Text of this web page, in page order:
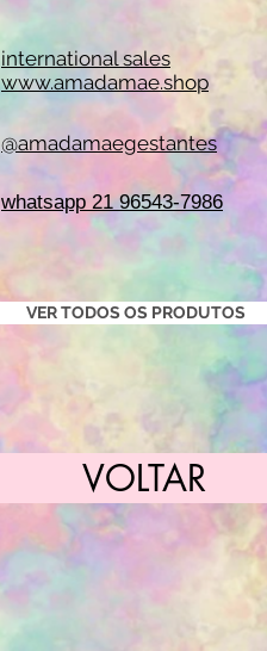
international sales
www.amadamae.shop
@amadamaegestantes
whatsapp 21 96543-7986
VER TODOS OS PRODUTOS
VOLTAR